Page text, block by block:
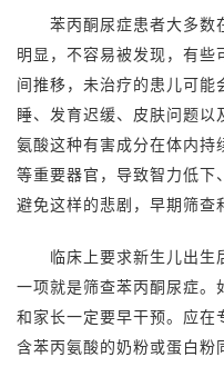
苯丙酮尿症患者大多数
明显，不容易被发现，有
间推移，未治疗的患儿可能
睡、发育迟缓、皮肤问题以
氨酸这种有害成分在体内持
等重要器官，导致智力低下
避免这样的悲剧，早期筛查
临床上要求新生儿出生
一项就是筛查苯丙酮尿症。
和家长一定要早干预。应在
含苯丙氨酸的奶粉或蛋白粉